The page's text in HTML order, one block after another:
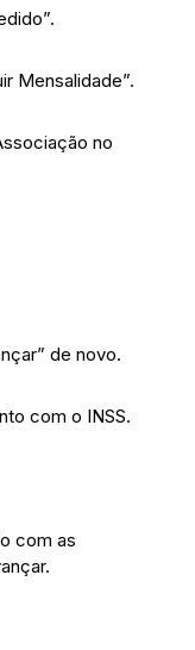
Mensalidade”.
no
de novo.
com o INSS.
com as